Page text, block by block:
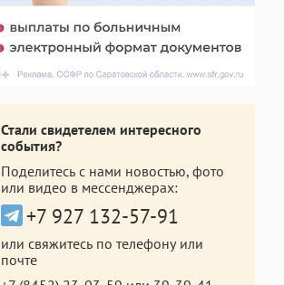
Стали свидетелем интересного
события?
Поделитесь с нами новостью, фото
или видео в мессенджерах:
+7 927 132-57-91
или свяжитесь по телефону или
почте